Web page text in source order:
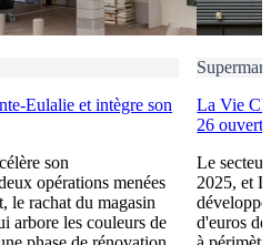
Eulalie et intègre son
son
opérations menées
le rachat du magasin
arbore les couleurs de
La Vie
26
Le
2025, et
d'euros